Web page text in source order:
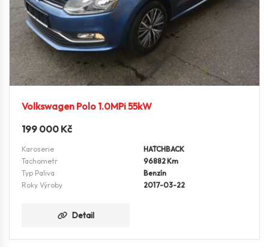
Volkswagen Polo 1.0MPi 55kW
199 000 Kč
Karoserie
HATCHBACK
Tachometr
96882 Km
Typ Paliva
Benzín
Roky Výroby
2017-03-22
Detail